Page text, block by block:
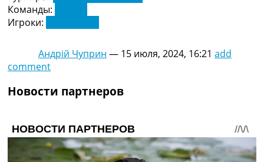
Испания. Ла Лига
Все таблицы >>>
Рейтинги
Рейтинг клубов УЕФА
Команды:
Игроки:
Андрій Чуприн — 15 июля, 2024, 16:21 add
comment
Новости партнеров